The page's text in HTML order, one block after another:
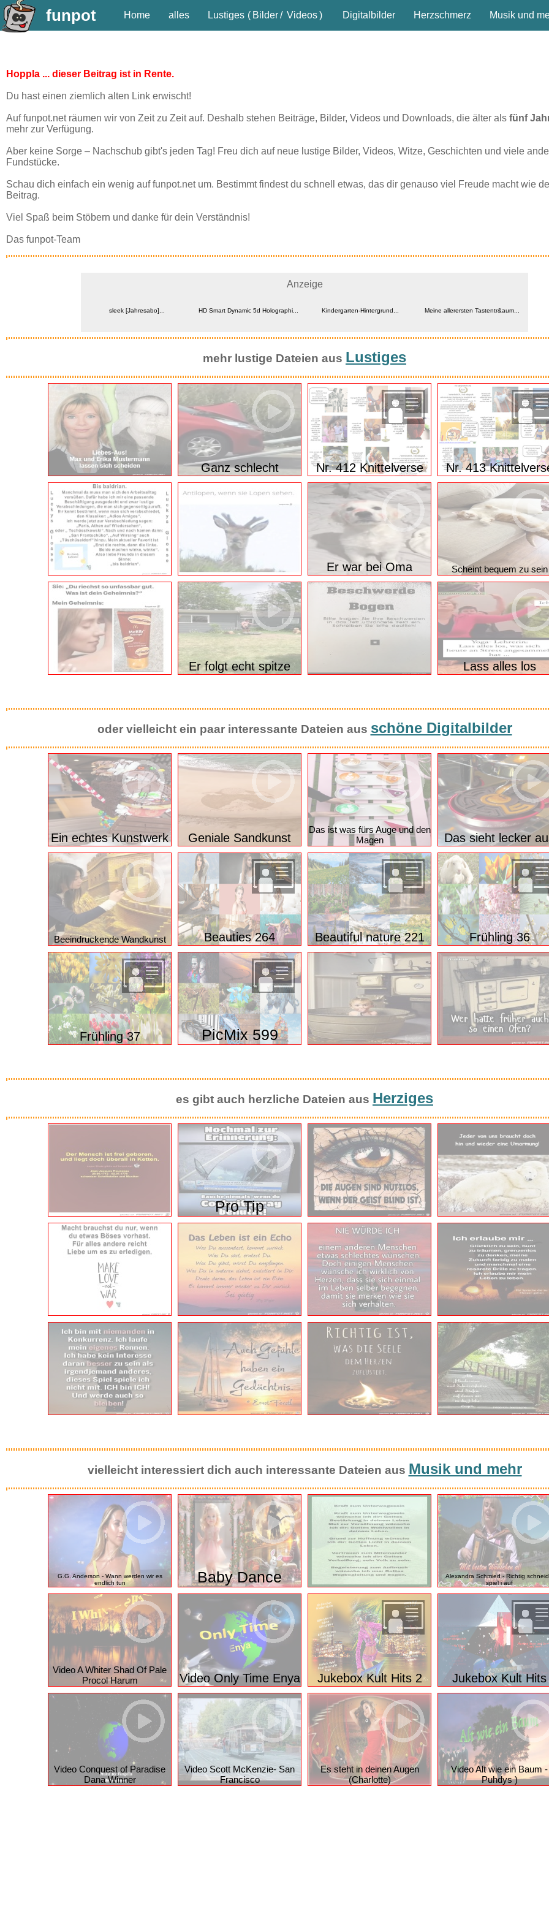
funpot Home alles Lustiges ( Bilder/ Videos) Digitalbilder Herzschmerz Musik und
Hoppla ... dieser Beitrag ist in Rente.
Du hast einen ziemlich alten Link erwischt!
Auf funpot.net räumen wir von Zeit zu Zeit auf. Deshalb stehen Beiträge, Bilder, Videos und Downloads, die älter als fünf
mehr zur Verfügung.
Aber keine Sorge – Nachschub gibt's jeden Tag! Freu dich auf neue lustige Bilder, Videos, Witze, Geschichten und viele
Fundstücke.
Schau dich einfach ein wenig auf funpot.net um. Bestimmt findest du schnell etwas, das dir genauso viel Freude macht wie
Beitrag.
Viel Spaß beim Stöbern und danke für dein Verständnis!
Das funpot-Team
Anzeige
sleek [Jahresabo]...
HD Smart Dynamic 5d Holographi... Kindergarten-Hintergrund...
Meine allerersten Tastentr&aum...
mehr lustige Dateien ausLustiges
Ganz schlecht Nr. 412 Knittelverse Nr. 413
Er war bei Oma Scheint bequem zu sein
Er folgt echt spitze Lass alles los
oder vielleicht ein paar interessante Dateien ausschöne Digitalbilder
Ein echtes Kunstwerk Geniale Sandkunst
Das ist was fürs Auge und den
Magen
Das sieht lecker
Beeindruckende Wandkunst Beauties 264 Beautiful nature 221 Frühling 36
PicMix 599
es gibt auch herzliche Dateien ausHerziges
Pro Tip
vielleicht interessiert dich auch interessante Dateien aus Musik und mehr
G.G. Anderson - Wann werden wir es
endlich tun
Baby Dance
Alexandra Schmied - Richtig
spiel i auf
Video A Whiter Shad Of Pale
Procol Harum
Video Only Time Enya Jukebox Kult Hits 2 Jukebox Kult Hits